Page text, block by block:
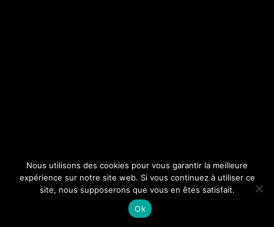
Nous utilisons des cookies pour vous garantir la meilleure
expérience sur notre site web. Si vous continuez à utiliser ce
site, nous supposerons que vous en êtes satisfait.
Ok